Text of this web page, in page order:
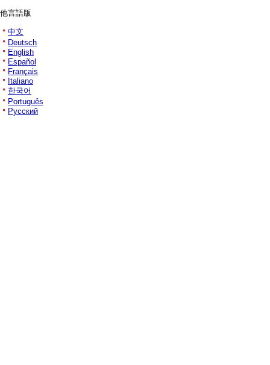
他言語版
中文
Deutsch
English
Español
Français
Italiano
한국어
Português
Русский